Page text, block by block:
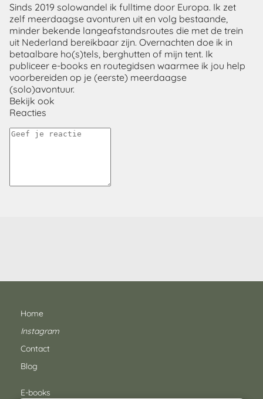
Sinds 2019 solowandel ik fulltime door Europa. Ik zet
zelf meerdaagse avonturen uit en volg bestaande,
minder bekende langeafstandsroutes die met de trein
uit Nederland bereikbaar zijn. Overnachten doe ik in
betaalbare ho(s)tels, berghutten of mijn tent. Ik
publiceer e-books en routegidsen waarmee ik jou help
voorbereiden op je (eerste) meerdaagse
(solo)avontuur.
Bekijk ook
Reacties
Home
Instagram
Contact
Blog
E-books